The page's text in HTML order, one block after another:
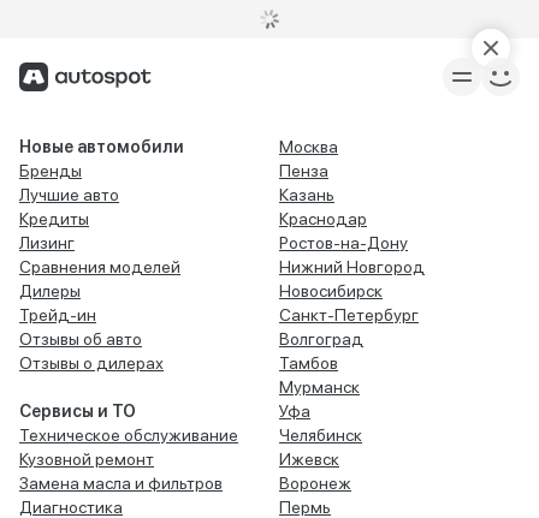
Новые автомобили
Бренды
Лучшие авто
Кредиты
Лизинг
Сравнения моделей
Дилеры
Трейд-ин
Отзывы об авто
Отзывы о дилерах
Сервисы и ТО
Техническое обслуживание
Кузовной ремонт
Замена масла и фильтров
Диагностика
Москва
Пенза
Казань
Краснодар
Ростов-на-Дону
Нижний Новгород
Новосибирск
Санкт-Петербург
Волгоград
Тамбов
Мурманск
Уфа
Челябинск
Ижевск
Воронеж
Пермь